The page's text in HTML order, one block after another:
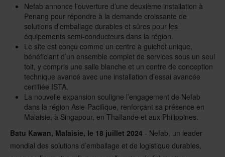
Nefab annonce l’ouverture d’une deuxième installation à
Penang pour répondre à la demande croissante de
solutions d’emballage durables et sûres pour les
équipements semi-conducteurs dans la région.
Le site est conçu comme un centre à guichet unique,
bénéficiant d’un ensemble complet de services sous un seul
toit, y compris une salle blanche et un centre de conception
technique avancé avec une installation d’essai avancée
certifiée ISTA.
La nouvelle expansion souligne l’engagement de Nefab
dans la région Asie-Pacifique, renforçant sa présence en
Malaisie, à Singapour, en Thaïlande et aux Philippines.
Batu Kawan, Malaisie, le 18 juillet 2024 - Nefab, un leader
mondial des solutions d’emballage et de logistique durables,